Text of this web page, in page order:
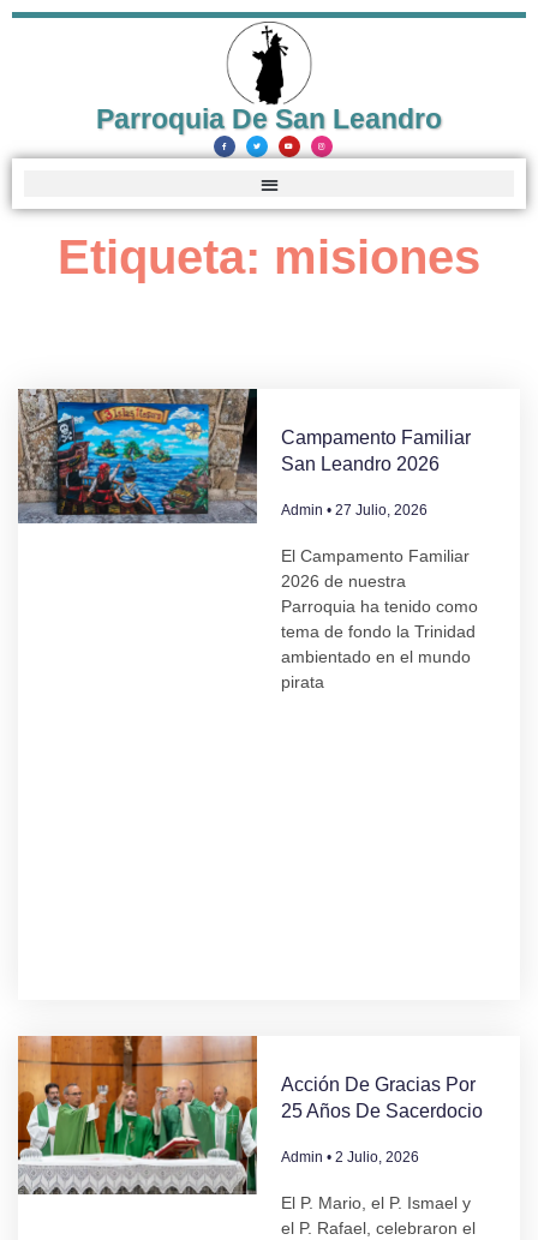
Parroquia De San Leandro
Etiqueta: misiones
Campamento Familiar
San Leandro 2026
Admin 27 Julio, 2026
El Campamento Familiar
2026 de nuestra
Parroquia ha tenido como
tema de fondo la Trinidad
ambientado en el mundo
pirata
Acción De Gracias Por
25 Años De Sacerdocio
Admin 2 Julio, 2026
El P. Mario, el P. Ismael y
el P. Rafael, celebraron el